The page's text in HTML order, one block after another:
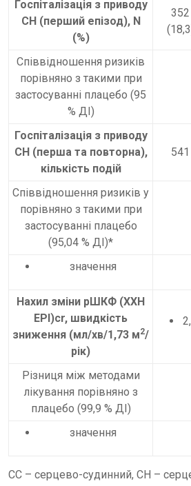
Госпіталізація з приводу
СН (перший епізод), N
(%)
352
Співвідношення ризиків
порівняно з такими при
застосуванні плацебо (95
% ДІ)
Госпіталізація з приводу
СН (перша та повторна),
кількість подій
541
Співвідношення ризиків у
порівняно з такими при
застосуванні плацебо
(95,04 % ДІ)*
значення
Нахил зміни рШКФ (ХХН
EPI)cr, швидкість
зниження (мл/хв/1,73 м2/
рік)
Різниця між методами
лікування порівняно з
плацебо (99,9 % ДІ)
значення
СС – серцево-судинний, СН –